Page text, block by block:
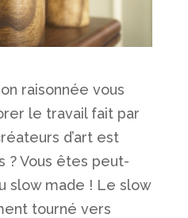
raisonnée vous
le travail fait par
d’art est
? Vous êtes peut-
slow made ! Le slow
tourné vers